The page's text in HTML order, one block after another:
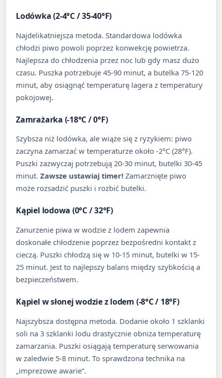
Lodówka (2-4°C / 35-40°F)
Najdelikatniejsza metoda. Standardowa lodówka
chłodzi piwo powoli poprzez konwekcję powietrza.
Najlepsza do chłodzenia przez noc lub gdy masz dużo
czasu. Puszka potrzebuje 45-90 minut, a butelka 75-120
minut, aby osiągnąć temperaturę lagera z temperatury
pokojowej.
Zamrażarka (-18°C / 0°F)
Szybsza niż lodówka, ale wiąże się z ryzykiem: piwo
zaczyna zamarzać w temperaturze około -2°C (28°F).
Puszki zazwyczaj potrzebują 20-30 minut, butelki 30-45
minut.Zawsze ustawiaj timer! Zamarznięte piwo
może rozsadzić puszki i rozbić butelki.
Kąpiel lodowa (0°C / 32°F)
Zanurzenie piwa w wodzie z lodem zapewnia
doskonałe chłodzenie poprzez bezpośredni kontakt z
cieczą. Puszki chłodzą się w 10-15 minut, butelki w 15-
25 minut. Jest to najlepszy balans między szybkością a
bezpieczeństwem.
Kąpiel w słonej wodzie z lodem (-8°C / 18°F)
Najszybsza dostępna metoda. Dodanie około 1 szklanki
soli na 3 szklanki lodu drastycznie obniża temperaturę
zamarzania. Puszki osiągają temperaturę serwowania
w zaledwie 5-8 minut. To sprawdzona technika na
„imprezowe awarie”.